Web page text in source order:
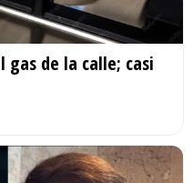
gas de la calle; casi